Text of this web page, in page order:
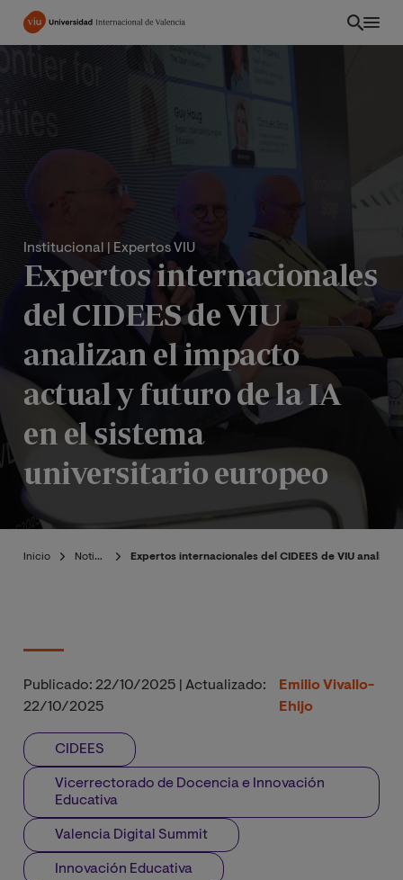
Pasar
contenido
principal
Institucional | Expertos VIU
Expertos internacionales
del CIDEES de VIU
analizan el impacto
actual y futuro de la IA
en el sistema
universitario europeo
Inicio Noticias Expertos internacionales del CIDEES de VIU
Publicado: 22/10/2025
Actualizado:
22/10/2025
Emilio Vivallo-
Ehijo
CIDEES
Vicerrectorado de Docencia e Innovación
Educativa
Valencia Digital Summit
Innovación Educativa